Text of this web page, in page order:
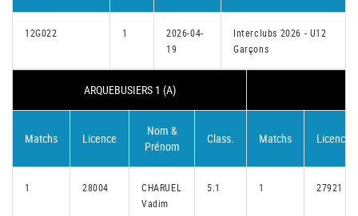
12G022 1
2026-04-
19
Interclubs 2026 - U12
Garçons
ARQUEBUSIERS 1 (A)
Matchs Licence
Nom &
Prénom
Class. Matchs Licence
1 28004
CHARUEL
Vadim
5.1 1 27921